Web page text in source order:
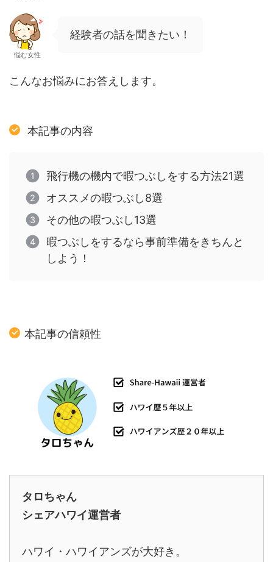
悩む女性
経験者の話を聞きたい！
こんなお悩みにお答えします。
本記事の内容
飛行機の機内で暇つぶしをする方法21選
オススメの暇つぶし8選
その他の暇つぶし13選
暇つぶしをするなら事前準備をきちんと
しよう！
本記事の信頼性
タロちゃん
シェアハワイ運営者
ハワイ・ハワイアンズが大好き。